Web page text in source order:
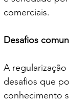
comerciais.
Desafios
A
desafios que
conhecimento